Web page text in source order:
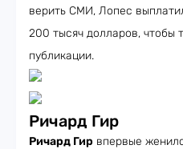
верить СМИ, Лопес
200 тысяч долларов, чтобы
публикации.
Ричард Гир
Ричард Гир впервые